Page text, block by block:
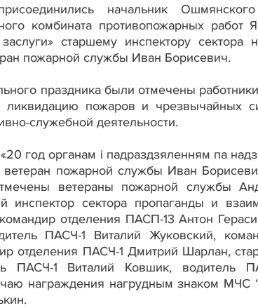
начальник Ошмянского
комбината противопожарных работ
старшему инспектору сектора
пожарной службы Иван Борисевич.
праздника были отмечены
пожаров и чрезвычайных
служебной деятельности.
год органам і падраздзяленням па
ветеран пожарной службы Иван
ветераны пожарной службы
инспектор сектора пропаганды и
отделения ПАСП-13 Антон
ПАСЧ-1 Виталий Жуковский,
отделения ПАСЧ-1 Дмитрий Шарлан,
ПАСЧ-1 Виталий Ковшик, водитель
награждения нагрудным знаком МЧС